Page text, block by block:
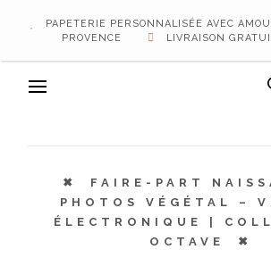
PAPETERIE PERSONNALISÉE AVEC
PROVENCE
LIVRAISON
FAIRE-PART
PHOTOS VÉGÉTAL –
ÉLECTRONIQUE |
OCTAVE